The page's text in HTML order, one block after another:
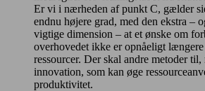
Er vi i nærheden af punkt C, gælder
endnu højere grad, med den ekstra –
vigtige dimension – at et ønske om
overhovedet ikke er opnåeligt
ressourcer. Der skal andre metoder
innovation, som kan øge
produktivitet.